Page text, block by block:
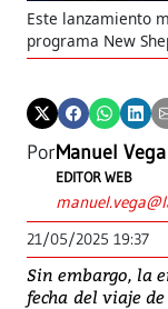
Este lanzamiento
programa New
PorManuel
EDITOR WEB
21/05/2025 19:37
Sin embargo, la
fecha del viaje